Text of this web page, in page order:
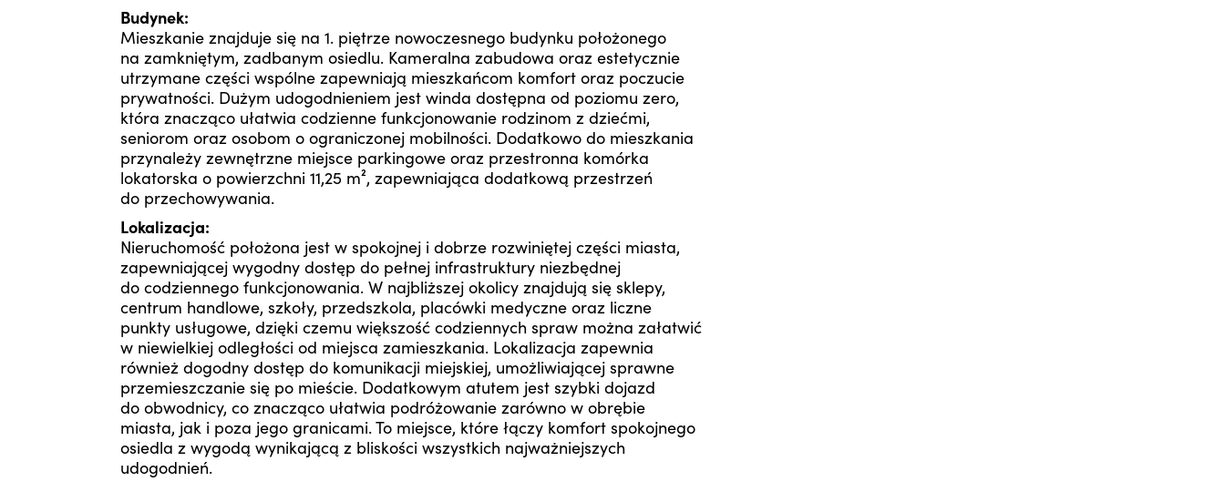
Budynek:
Mieszkanie znajduje się na 1. piętrze nowoczesnego budynku położonego
na zamkniętym, zadbanym osiedlu. Kameralna zabudowa oraz estetycznie
utrzymane części wspólne zapewniają mieszkańcom komfort oraz poczucie
prywatności. Dużym udogodnieniem jest winda dostępna od poziomu zero,
która znacząco ułatwia codzienne funkcjonowanie rodzinom z dziećmi,
seniorom oraz osobom o ograniczonej mobilności. Dodatkowo do mieszkania
przynależy zewnętrzne miejsce parkingowe oraz przestronna komórka
lokatorska o powierzchni 11,25 m², zapewniająca dodatkową przestrzeń
do przechowywania.
Lokalizacja:
Nieruchomość położona jest w spokojnej i dobrze rozwiniętej części miasta,
zapewniającej wygodny dostęp do pełnej infrastruktury niezbędnej
do codziennego funkcjonowania. W najbliższej okolicy znajdują się sklepy,
centrum handlowe, szkoły, przedszkola, placówki medyczne oraz liczne
punkty usługowe, dzięki czemu większość codziennych spraw można załatwić
w niewielkiej odległości od miejsca zamieszkania. Lokalizacja zapewnia
również dogodny dostęp do komunikacji miejskiej, umożliwiającej sprawne
przemieszczanie się po mieście. Dodatkowym atutem jest szybki dojazd
do obwodnicy, co znacząco ułatwia podróżowanie zarówno w obrębie
miasta, jak i poza jego granicami. To miejsce, które łączy komfort spokojnego
osiedla z wygodą wynikającą z bliskości wszystkich najważniejszych
udogodnień.